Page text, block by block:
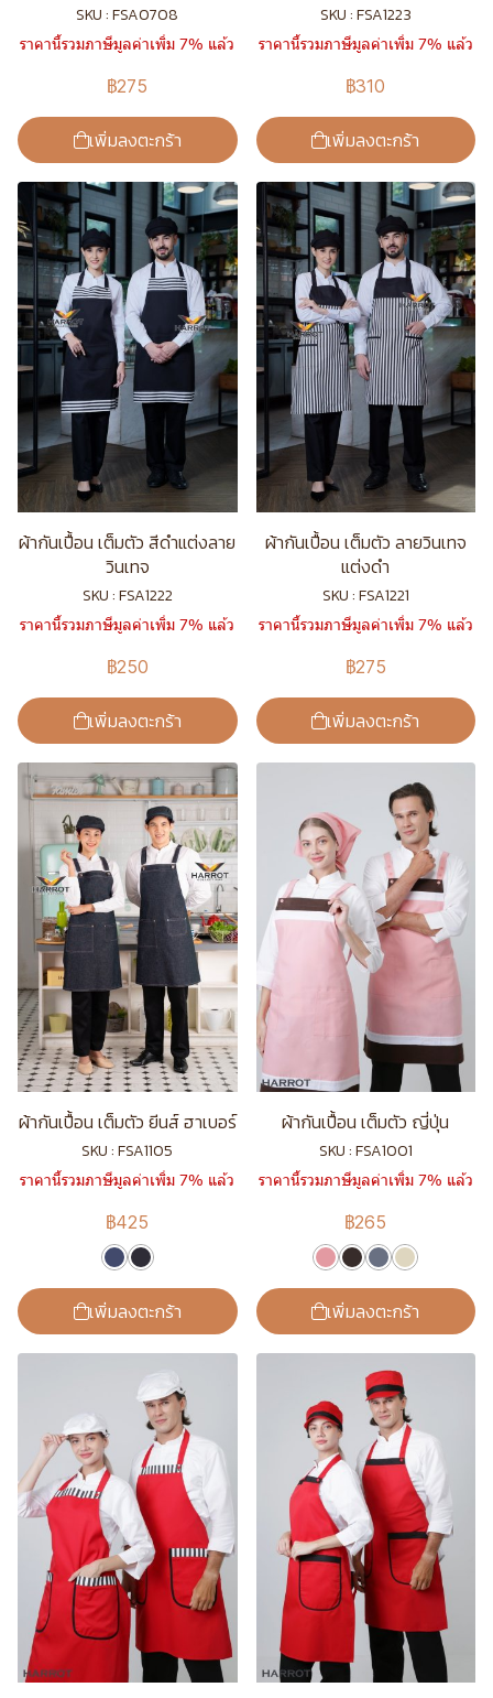
SKU : FSA0708
ราคานี้รวมภาษีมูลค่าเพิ่ม 7% แล้ว
฿275
เพิ่มลงตะกร้า
SKU : FSA1223
ราคานี้รวมภาษีมูลค่าเพิ่ม 7% แล้ว
฿310
เพิ่มลงตะกร้า
ผ้ากันเปื้อน เต็มตัว สีดำแต่งลาย
วินเทจ
SKU : FSA1222
ราคานี้รวมภาษีมูลค่าเพิ่ม 7% แล้ว
฿250
เพิ่มลงตะกร้า
ผ้ากันเปื้อน เต็มตัว ลายวินเทจ
แต่งดำ
SKU : FSA1221
ราคานี้รวมภาษีมูลค่าเพิ่ม 7% แล้ว
฿275
เพิ่มลงตะกร้า
ผ้ากันเปื้อน เต็มตัว ยีนส์ ฮาเบอร์
SKU : FSA1105
ราคานี้รวมภาษีมูลค่าเพิ่ม 7% แล้ว
฿425
เพิ่มลงตะกร้า
ผ้ากันเปื้อน เต็มตัว ญี่ปุ่น
SKU : FSA1001
ราคานี้รวมภาษีมูลค่าเพิ่ม 7% แล้ว
฿265
เพิ่มลงตะกร้า